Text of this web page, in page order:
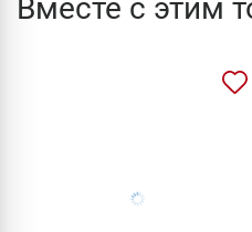
Вместе с этим